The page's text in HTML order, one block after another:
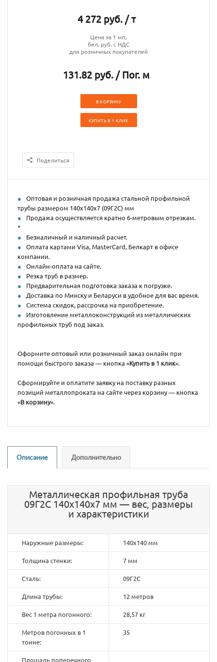
4 272 руб. / т
Цена за 1 мп,
бел. руб. с НДС
для розничных покупателей
131.82 руб. / Пог. м
В КОРЗИНУ
КУПИТЬ В 1 КЛИК
Поделиться
Оптовая и розничная продажа стальной профильной
трубы размером 140х140х7 (09Г2С) мм
Продажа осуществляется кратно 6-метровым отрезкам.
*
Безналичный и наличный расчет.
Оплата картами Visa, MasterCard, Белкарт в офисе
компании.
Онлайн-оплата на сайте.
Резка труб в размер.
Предварительная подготовка заказа к погрузке.
Доставка по Минску и Беларуси в удобное для вас время.
Система скидок, рассрочка на приобретение.
Изготовление металлоконструкций из металлических
профильных труб под заказ.
Оформите оптовый или розничный заказ онлайн при
помощи быстрого заказа — кнопка «Купить в 1 клик».
Сформируйте и оплатите заявку на поставку разных
позиций металлопроката на сайте через корзину — кнопка
«В корзину».
Описание Дополнительно
Металлическая профильная труба
09Г2С 140х140х7 мм — вес, размеры
и характеристики
Наружные размеры: 140х140 мм
Толщина стенки: 7 мм
Сталь: 09Г2С
Длина трубы: 12 метров
Вес 1 метра погонного: 28,57 кг
Метров погонных в 1
тонне:
35
Площадь поперечного